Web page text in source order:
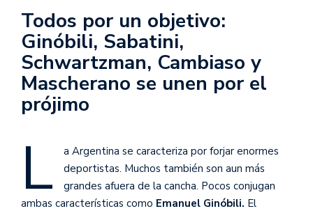
Todos por un objetivo:
Ginóbili, Sabatini,
Schwartzman, Cambiaso y
Mascherano se unen por el
prójimo
L
a Argentina se caracteriza por forjar enormes
deportistas. Muchos también son aun más
grandes afuera de la cancha. Pocos conjugan
ambas características como Emanuel Ginóbili. El